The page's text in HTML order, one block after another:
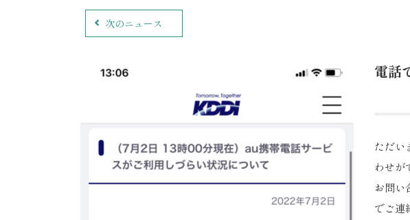
次のニュース
電話
ただい
わせが
お問い
でご連